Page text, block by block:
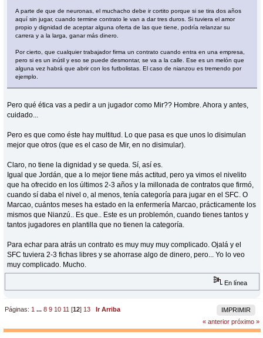
A parte de que de neuronas, el muchacho debe ir cortito porque si se tira dos años
aquí sin jugar, cuando termine contrato le van a dar tres duros. Si tuviera el amor
propio y dignidad de aceptar alguna oferta de las que tiene, podría relanzar su
carrera y a la larga, ganar más dinero.
Por cierto, que cualquier trabajador firma un contrato cuando entra en una empresa,
pero si es un inútil y eso se puede desmontar, se va a la calle. Ese es un melón que
alguna vez habrá que abrir con los futbolistas. El caso de nianzou es tremendo por
ejemplo.
Pero qué ética vas a pedir a un jugador como Mir?? Hombre. Ahora y antes,
cuidado...
Pero es que como éste hay multitud. Lo que pasa es que unos lo disimulan
mejor que otros (que es el caso de Mir, en no disimular).
Claro, no tiene la dignidad y se queda. Sí, así es.
Igual que Jordán, que a lo mejor tiene más actitud, pero ya vimos el nivelito
que ha ofrecido en los últimos 2-3 años y la millonada de contratos que firmó,
cuando sí daba el nivel o, al menos, tenía categoría para jugar en el SFC. O
Marcao, cuántos meses ha estado en la enfermería Marcao, prácticamente los
mismos que Nianzú.. Es que.. Este es un problemón, cuando tienes tantos y
tantos jugadores en plantilla que no tienen la categoría.
Para echar para atrás un contrato es muy muy muy complicado. Ojalá y el
SFC tuviera 2-3 fichas libres y se ahorrase algo de dinero, pero... Yo lo veo
muy complicado. Mucho.
En línea
IMPRIMIR
Páginas: 1 ...8 9 10 11 [12] 13
Ir Arriba
« anterior próximo »